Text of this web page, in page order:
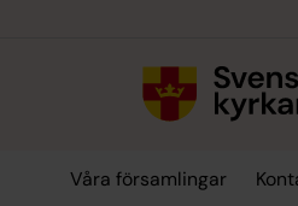
Våra församlingar